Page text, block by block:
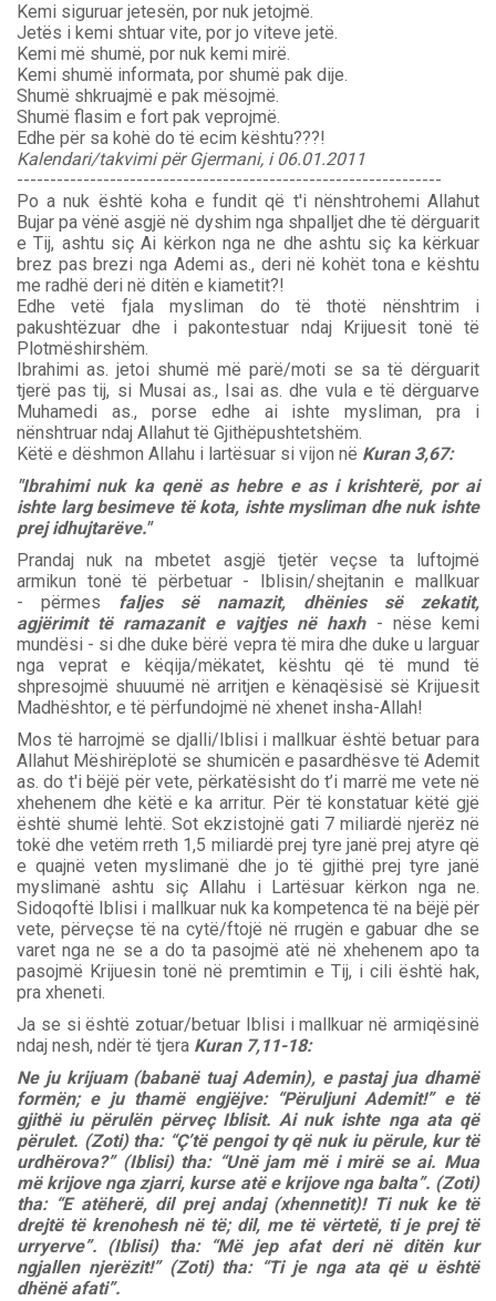
Kemi siguruar jetesën, por nuk jetojmë.
Jetës i kemi shtuar vite, por jo viteve jetë.
Kemi më shumë, por nuk kemi mirë.
Kemi shumë informata, por shumë pak dije.
Shumë shkruajmë e pak mësojmë.
Shumë flasim e fort pak veprojmë.
Edhe për sa kohë do të ecim kështu???!
Kalendari/takvimi për Gjermani, i 06.01.2011
----------------------------------------------------------------
Po a nuk është koha e fundit që t'i nënshtrohemi Allahut
Bujar pa vënë asgjë në dyshim nga shpalljet dhe të dërguarit
e Tij, ashtu siç Ai kërkon nga ne dhe ashtu siç ka kërkuar
brez pas brezi nga Ademi as., deri në kohët tona e kështu
me radhë deri në ditën e kiametit?!
Edhe vetë fjala mysliman do të thotë nënshtrim i
pakushtëzuar dhe i pakontestuar ndaj Krijuesit tonë të
Plotmëshirshëm.
Ibrahimi as. jetoi shumë më parë/moti se sa të dërguarit
tjerë pas tij, si Musai as., Isai as. dhe vula e të dërguarve
Muhamedi as., porse edhe ai ishte mysliman, pra i
nënshtruar ndaj Allahut të Gjithëpushtetshëm.
Këtë e dëshmon Allahu i lartësuar si vijon në Kuran 3,67:
"Ibrahimi nuk ka qenë as hebre e as i krishterë, por ai
ishte larg besimeve të kota, ishte mysliman dhe nuk ishte
prej idhujtarëve."
Prandaj nuk na mbetet asgjë tjetër veçse ta luftojmë
armikun tonë të përbetuar - Iblisin/shejtanin e mallkuar
- përmes faljes së namazit, dhënies së zekatit,
agjërimit të ramazanit e vajtjes në haxh- nëse kemi
mundësi - si dhe duke bërë vepra të mira dhe duke u larguar
nga veprat e këqija/mëkatet, kështu që të mund të
shpresojmë shuuumë në arritjen e kënaqësisë së Krijuesit
Madhështor, e të përfundojmë në xhenet insha-Allah!
Mos të harrojmë se djalli/Iblisi i mallkuar është betuar para
Allahut Mëshirëplotë se shumicën e pasardhësve të Ademit
as. do t'i bëjë për vete, përkatësisht do t’i marrë me vete në
xhehenem dhe këtë e ka arritur. Për të konstatuar këtë gjë
është shumë lehtë. Sot ekzistojnë gati 7 miliardë njerëz në
tokë dhe vetëm rreth 1,5 miliardë prej tyre janë prej atyre që
e quajnë veten myslimanë dhe jo të gjithë prej tyre janë
myslimanë ashtu siç Allahu i Lartësuar kërkon nga ne.
Sidoqoftë Iblisi i mallkuar nuk ka kompetenca të na bëjë për
vete, përveçse të na cytë/ftojë në rrugën e gabuar dhe se
varet nga ne se a do ta pasojmë atë në xhehenem apo ta
pasojmë Krijuesin tonë në premtimin e Tij, i cili është hak,
pra xheneti.
Ja se si është zotuar/betuar Iblisi i mallkuar në armiqësinë
ndaj nesh, ndër të tjera Kuran 7,11-18:
Ne ju krijuam (babanë tuaj Ademin), e pastaj jua dhamë
formën; e ju thamë engjëjve: “Përuljuni Ademit!” e të
gjithë iu përulën përveç Iblisit. Ai nuk ishte nga ata që
përulet. (Zoti) tha: “Ç’të pengoi ty që nuk iu përule, kur të
urdhërova?” (Iblisi) tha: “Unë jam më i mirë se ai. Mua
më krijove nga zjarri, kurse atë e krijove nga balta”. (Zoti)
tha: “E atëherë, dil prej andaj (xhennetit)! Ti nuk ke të
drejtë të krenohesh në të; dil, me të vërtetë, ti je prej të
urryerve”. (Iblisi) tha: “Më jep afat deri në ditën kur
ngjallen njerëzit!” (Zoti) tha: “Ti je nga ata që u është
dhënë afati”.